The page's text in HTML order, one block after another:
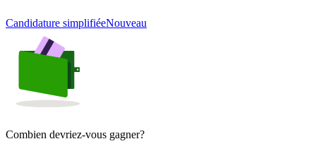
Candidature simplifiéeNouveau
Combien devriez-vous gagner?